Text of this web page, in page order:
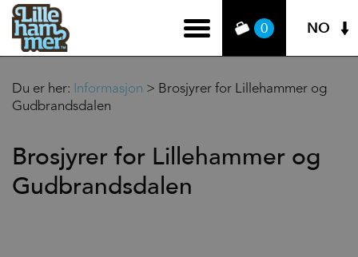
0 NO
Du er her: Informasjon > Brosjyrer for Lillehammer og
Gudbrandsdalen
Brosjyrer for Lillehammer og
Gudbrandsdalen